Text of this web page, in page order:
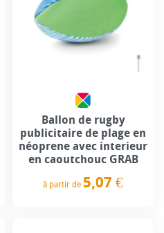
Ballon de rugby
publicitaire de plage en
néoprene avec interieur
en caoutchouc GRAB
à partir de 5,07 €